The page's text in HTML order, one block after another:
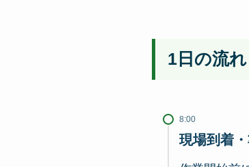
1日の流れ
8:00
現場到着